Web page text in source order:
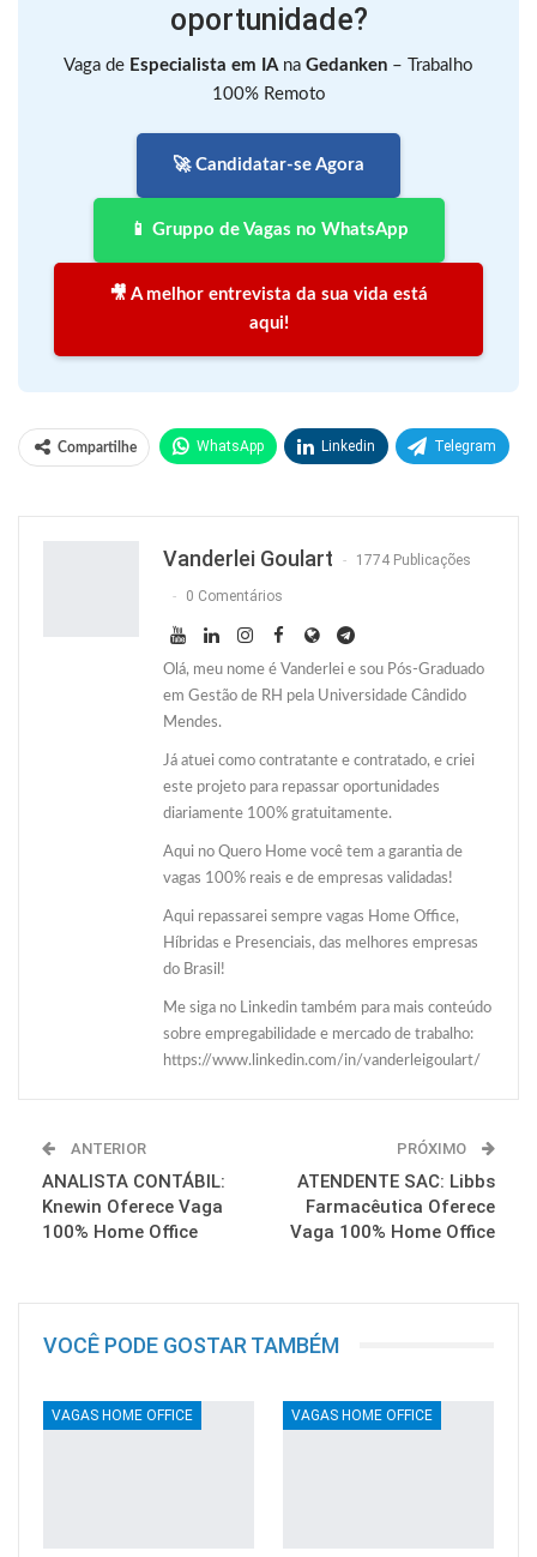
oportunidade?
Vaga de Especialista em IA na Gedanken – Trabalho
100% Remoto
🚀 Candidatar-se Agora
📱 Gruppo de Vagas no WhatsApp
🎥 A melhor entrevista da sua vida está
aqui!
Compartilhe WhatsApp Linkedin Telegram
Vanderlei Goulart 1774 Publicações
0 Comentários
Olá, meu nome é Vanderlei e sou Pós-Graduado
em Gestão de RH pela Universidade Cândido
Mendes.
Já atuei como contratante e contratado, e criei
este projeto para repassar oportunidades
diariamente 100% gratuitamente.
Aqui no Quero Home você tem a garantia de
vagas 100% reais e de empresas validadas!
Aqui repassarei sempre vagas Home Office,
Híbridas e Presenciais, das melhores empresas
do Brasil!
Me siga no Linkedin também para mais conteúdo
sobre empregabilidade e mercado de trabalho:
https://www.linkedin.com/in/vanderleigoulart/
ANTERIOR
ANALISTA CONTÁBIL:
Knewin Oferece Vaga
100% Home Office
PRÓXIMO
ATENDENTE SAC: Libbs
Farmacêutica Oferece
Vaga 100% Home Office
VOCÊ PODE GOSTAR TAMBÉM
VAGAS HOME OFFICE VAGAS HOME OFFICE